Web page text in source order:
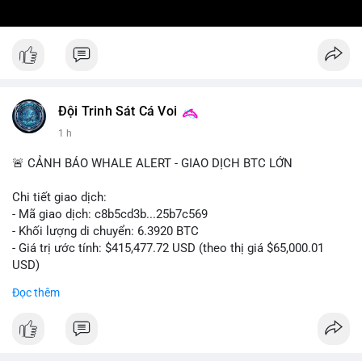
Đội Trinh Sát Cá Voi
1 h
🚨 CẢNH BÁO WHALE ALERT - GIAO DỊCH BTC LỚN
Chi tiết giao dịch:
- Mã giao dịch: c8b5cd3b...25b7c569
- Khối lượng di chuyển: 6.3920 BTC
- Giá trị ước tính: $415,477.72 USD (theo thị giá $65,000.01
USD)
nghìn USD được xác nhận trong mempool, mức chuyển động
Đọc thêm